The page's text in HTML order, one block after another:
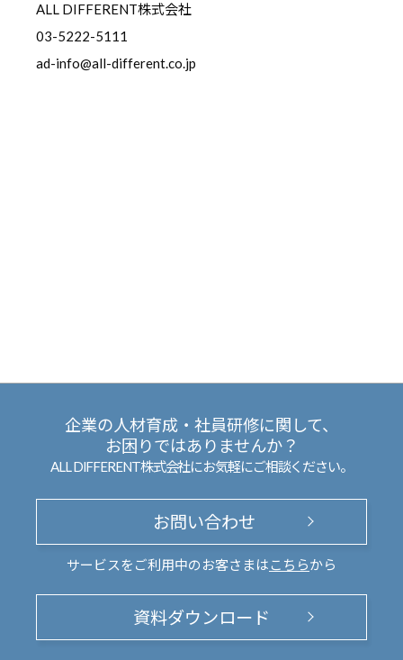
ALL DIFFERENT株式会社
03-5222-5111
ad-info@all-different.co.jp
企業の人材育成・社員研修に関して、
お困りではありませんか？
ALL DIFFERENT株式会社にお気軽にご相談ください。
お問い合わせ
サービスをご利用中のお客さまは こちらから
資料ダウンロード